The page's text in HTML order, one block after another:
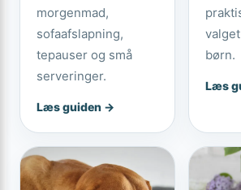
morgenmad,
sofaafslapning,
tepauser og små
serveringer.
Læs guiden →
børn.
Læs